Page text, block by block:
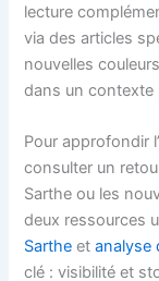
lecture
via des articles
nouvelles
dans un contexte
Pour approfondir
consulter un
Sarthe ou les
deux ressources
Sarthe etanalyse
clé : visibilité et